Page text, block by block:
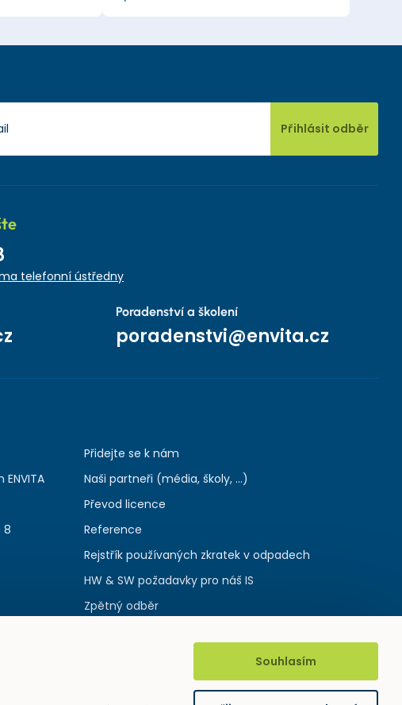
Přihlásit odběr
telefonní ústředny
Poradenství a školení
poradenstvi@envita.cz
8
Přidejte se k nám
Naši partneři (média, školy, ...)
Převod licence
Reference
Rejstřík používaných zkratek v odpadech
HW & SW požadavky pro náš IS
Zpětný odběr
Souhlasím